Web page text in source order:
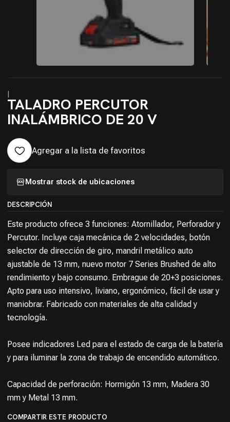
|
TALADRO PERCUTOR
INALÁMBRICO DE 20 V
Agregar a la lista de favoritos
Mostrar stock de ubicaciones
DESCRIPCIÓN
Este producto ofrece 3 funciones: Atornillador, Perforador y
Percutor. Incluye caja mecánica de 2 velocidades, botón
selector de dirección de giro, mandril metálico auto
ajustable de 13 mm, nuevo motor 7 Series Brushed de alto
rendimiento y bajo consumo. Embrague de 20+3 posiciones.
Apto para uso intensivo, liviano, ergonómico, fácil de usar y
maniobrar. Fabricado con materiales de alta calidad y
tecnología.
Posee indicadores Led para el estado de carga de la batería
y para iluminar la zona de trabajo de encendido automático.
Capacidad de perforación: Hormigón 13 mm, Madera 30
mm y Metal 13 mm.
COMPARTIR ESTE PRODUCTO